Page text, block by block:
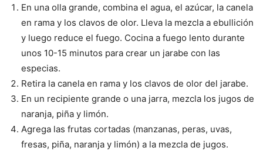
En una olla grande, combina el agua, el azúcar, la canela
en rama y los clavos de olor. Lleva la mezcla a ebullición
y luego reduce el fuego. Cocina a fuego lento durante
unos 10-15 minutos para crear un jarabe con las
especias.
Retira la canela en rama y los clavos de olor del jarabe.
En un recipiente grande o una jarra, mezcla los jugos de
naranja, piña y limón.
Agrega las frutas cortadas (manzanas, peras, uvas,
fresas, piña, naranja y limón) a la mezcla de jugos.